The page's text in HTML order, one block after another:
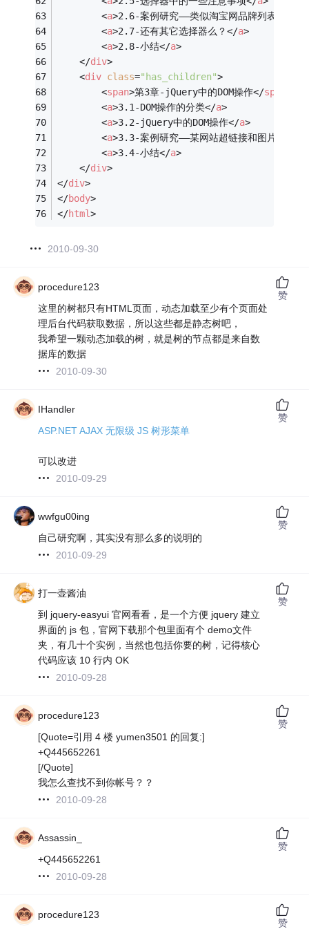
<a>2.6-案例研究——类似淘宝网品牌列表的效果
<a>2.7-还有其它选择器么？</a>
<a>2.8-小结</a>
</div>
<div class="has_children">
<span>第3章-jQuery中的DOM操作</span
<a>3.1-DOM操作的分类</a>
<a>3.2-jQuery中的DOM操作</a>
<a>3.3-案例研究——某网站超链接和图片提示效
<a>3.4-小结</a>
</div>
</div>
</body>
</html>
2010-09-30
procedure123
这里的树都只有HTML页面，动态加载至少有个页面处
理后台代码获取数据，所以这些都是静态树吧，
我希望一颗动态加载的树，就是树的节点都是来自数
据库的数据
2010-09-30
赞
IHandler
ASP.NET AJAX 无限级 JS 树形菜单
可以改进
2010-09-29
赞
wwfgu00ing
自己研究啊，其实没有那么多的说明的
2010-09-29
赞
打一壶酱油
到 jquery-easyui 官网看看，是一个方便 jquery 建立
界面的 js 包，官网下载那个包里面有个 demo文件
夹，有几十个实例，当然也包括你要的树，记得核心
代码应该 10 行内 OK
2010-09-28
赞
procedure123
[Quote=引用 4 楼 yumen3501 的回复:]
+Q445652261
[/Quote]
我怎么查找不到你帐号？？
2010-09-28
赞
Assassin_
+Q445652261
2010-09-28
赞
procedure123
赞